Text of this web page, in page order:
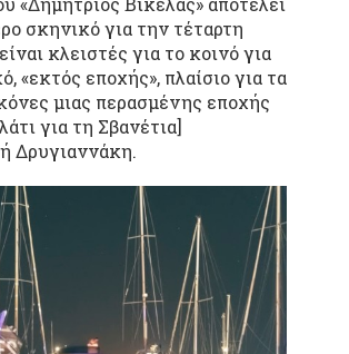
σκηνικό για την τέταρτη
κλειστές για το κοινό για
«εκτός εποχής», πλαίσιο για τα
μιας περασμένης εποχής
για τη Σβανέτια]
Δρυγιαννάκη.